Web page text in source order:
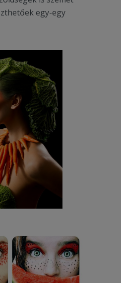
egy-egy